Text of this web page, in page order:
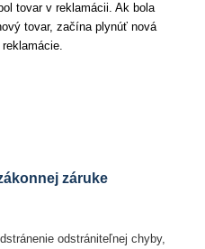
tovar v reklamácii. Ak bola
tovar, začína plynúť nová
záruke
odstrániteľnej chyby,